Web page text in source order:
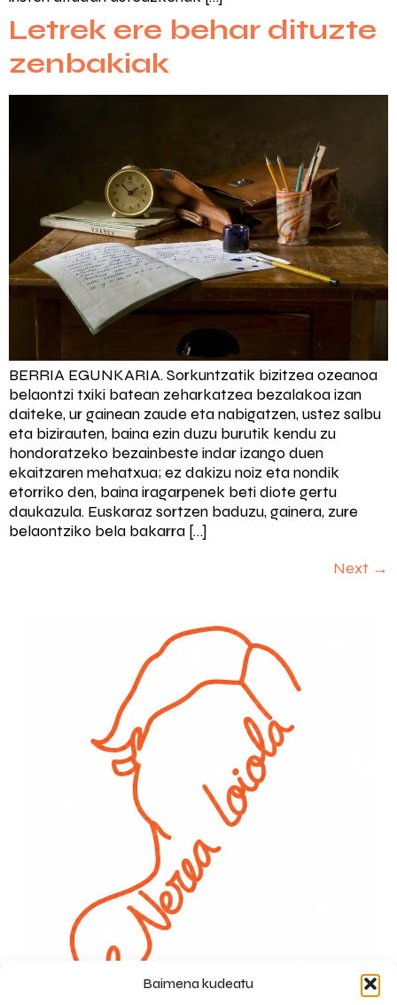
Baimena kudeatu
Letrek ere behar dituzte
zenbakiak
BERRIA EGUNKARIA. Sorkuntzatik bizitzea ozeanoa
belaontzi txiki batean zeharkatzea bezalakoa izan
daiteke, ur gainean zaude eta nabigatzen, ustez salbu
eta bizirauten, baina ezin duzu burutik kendu zu
hondoratzeko bezainbeste indar izango duen
ekaitzaren mehatxua; ez dakizu noiz eta nondik
etorriko den, baina iragarpenek beti diote gertu
daukazula. Euskaraz sortzen baduzu, gainera, zure
belaontziko bela bakarra […]
Next →